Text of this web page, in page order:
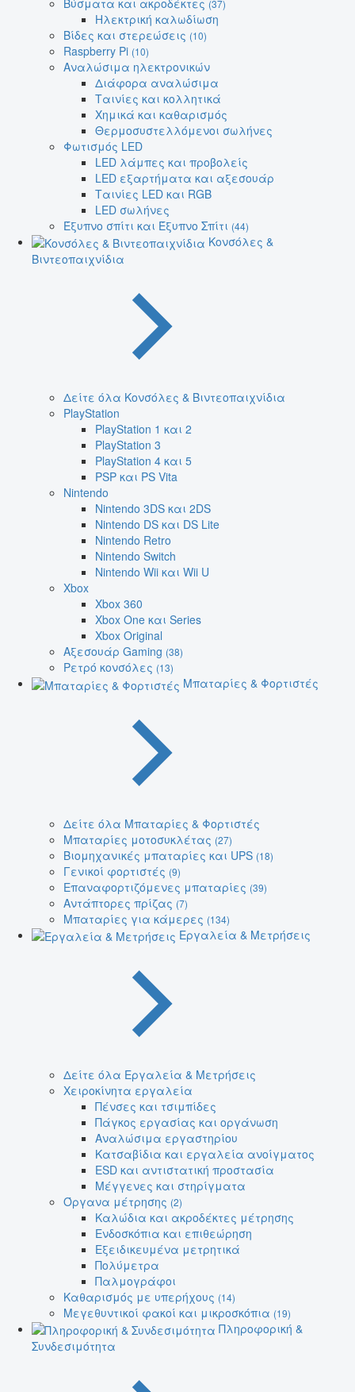
(37)
Ηλεκτρική καλωδίωση
Βίδες και στερεώσεις (10)
Raspberry Pi (10)
Αναλώσιμα ηλεκτρονικών
Διάφορα αναλώσιμα
Ταινίες και κολλητικά
Χημικά και καθαρισμός
Θερμοσυστελλόμενοι σωλήνες
Φωτισμός LED
LED λάμπες και προβολείς
LED εξαρτήματα και αξεσουάρ
Ταινίες LED και RGB
LED σωλήνες
Έξυπνο σπίτι και Έξυπνο Σπίτι (44)
Κονσόλες &
Βιντεοπαιχνίδια
Δείτε όλα Κονσόλες & Βιντεοπαιχνίδια
PlayStation
PlayStation 1 και 2
PlayStation 3
PlayStation 4 και 5
PSP και PS Vita
Nintendo
Nintendo 3DS και 2DS
Nintendo DS και DS Lite
Nintendo Retro
Nintendo Switch
Nintendo Wii και Wii U
Xbox
Xbox 360
Xbox One και Series
Xbox Original
Αξεσουάρ Gaming (38)
Ρετρό κονσόλες (13)
Μπαταρίες & Φορτιστές
Δείτε όλα Μπαταρίες & Φορτιστές
Μπαταρίες μοτοσυκλέτας (27)
Βιομηχανικές μπαταρίες και UPS (18)
Γενικοί φορτιστές (9)
Επαναφορτιζόμενες μπαταρίες (39)
Αντάπτορες πρίζας (7)
Μπαταρίες για κάμερες (134)
Εργαλεία & Μετρήσεις
Δείτε όλα Εργαλεία & Μετρήσεις
Χειροκίνητα εργαλεία
Πένσες και τσιμπίδες
Πάγκος εργασίας και οργάνωση
Αναλώσιμα εργαστηρίου
Κατσαβίδια και εργαλεία ανοίγματος
ESD και αντιστατική προστασία
Μέγγενες και στηρίγματα
Όργανα μέτρησης (2)
Καλώδια και ακροδέκτες μέτρησης
Ενδοσκόπια και επιθεώρηση
Εξειδικευμένα μετρητικά
Πολύμετρα
Παλμογράφοι
Καθαρισμός με υπερήχους (14)
Μεγεθυντικοί φακοί και μικροσκόπια (19)
Πληροφορική &
Συνδεσιμότητα